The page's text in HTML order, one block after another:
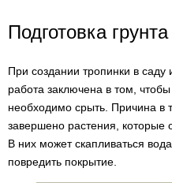
Подготовка грунта
При создании тропинки в
работа заключена в том,
необходимо срыть. Причина в
завершено растения, которые
В них может скапливаться
повредить покрытие.